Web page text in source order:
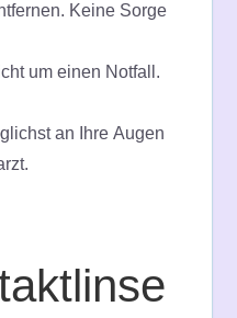
Keine Sorge
um einen Notfall.
an Ihre Augen